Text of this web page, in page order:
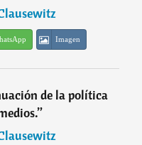
Imagen
de la política
”